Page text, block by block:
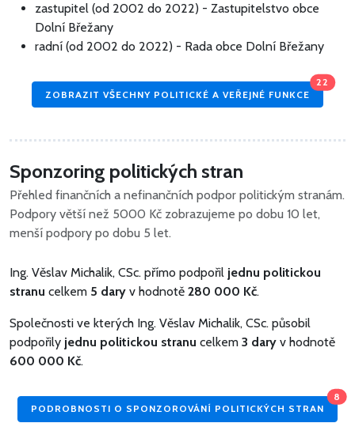
zastupitel (od 2002 do 2022) - Zastupitelstvo obce
Dolní Břežany
radní (od 2002 do 2022) - Rada obce Dolní Břežany
ZOBRAZIT VŠECHNY POLITICKÉ A VEŘEJNÉ FUNKCE
22
Sponzoring politických stran
Přehled finančních a nefinančních podpor politickým stranám.
Podpory větší než 5000 Kč zobrazujeme po dobu 10 let,
menší podpory po dobu 5 let.
Ing. Věslav Michalik, CSc. přímo podpořil jednu politickou
stranu celkem 5 dary v hodnotě 280 000 Kč.
Společnosti ve kterých Ing. Věslav Michalik, CSc. působil
podpořily jednu politickou stranu celkem 3 dary v hodnotě
600 000 Kč.
PODROBNOSTI O SPONZOROVÁNÍ POLITICKÝCH STRAN
8